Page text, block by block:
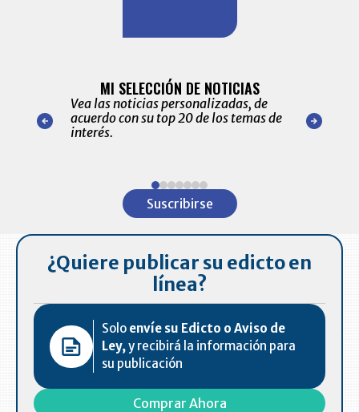
nuestro
para
MI SELECCIÓN DE NOTICIAS
Vea las noticias personalizadas, de
acuerdo con su top 20 de los temas de
interés.
de las
Suscribirse
¿Quiere publicar su edicto en
línea?
Solo envíe su Edicto o Aviso de
Ley,y recibirá la información para
su publicación
Comprar Ahora